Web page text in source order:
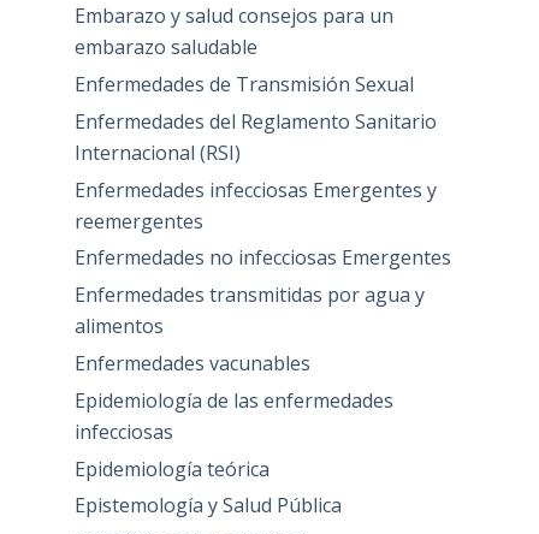
Embarazo y salud consejos para un
embarazo saludable
Enfermedades de Transmisión Sexual
Enfermedades del Reglamento Sanitario
Internacional (RSI)
Enfermedades infecciosas Emergentes y
reemergentes
Enfermedades no infecciosas Emergentes
Enfermedades transmitidas por agua y
alimentos
Enfermedades vacunables
Epidemiología de las enfermedades
infecciosas
Epidemiología teórica
Epistemología y Salud Pública